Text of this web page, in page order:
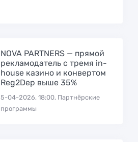
NOVA PARTNERS — прямой
рекламодатель с тремя in-
house казино и конвертом
Reg2Dep выше 35%
5-04-2026, 18:00, Партнёрские
программы